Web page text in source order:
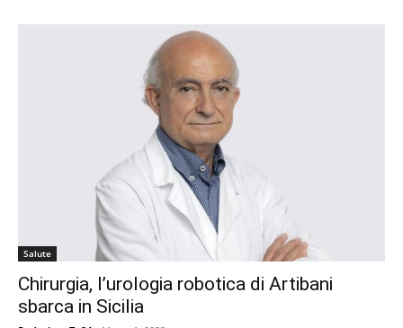
Salute
Chirurgia, l’urologia robotica di Artibani
sbarca in Sicilia